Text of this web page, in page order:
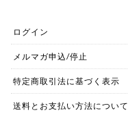
ログイン
メルマガ申込/停止
特定商取引法に基づく表示
送料とお支払い方法について